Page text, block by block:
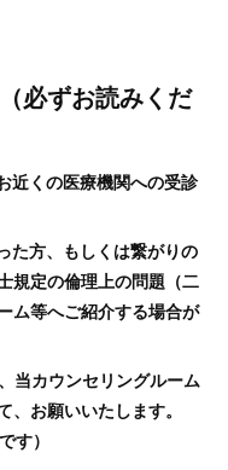
必ずお読みくだ
近くの医療機関への受診
た方、もしくは繋がりの
規定の倫理上の問題（二
ム等へご紹介する場合が
当カウンセリングルーム
お願いいたします。
す）